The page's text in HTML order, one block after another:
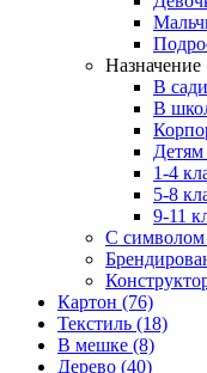
Назначение
В
В
Детям
1-4
5-8
9-11
С символом
Картон (76)
Текстиль (18)
В мешке (8)
Дерево (40)